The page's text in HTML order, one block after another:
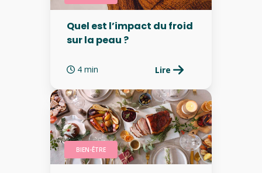
Quel est l’impact du froid
sur la peau ?
4 min Lire
BIEN-ÊTRE